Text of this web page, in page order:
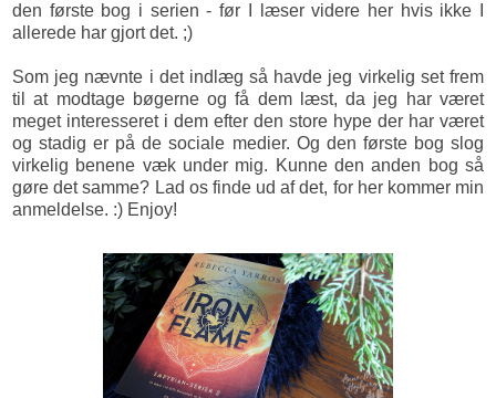
den første bog i serien - før I læser videre her hvis ikke I
allerede har gjort det. ;)
Som jeg nævnte i det indlæg så havde jeg virkelig set frem
til at modtage bøgerne og få dem læst, da jeg har været
meget interesseret i dem efter den store hype der har været
og stadig er på de sociale medier. Og den første bog slog
virkelig benene væk under mig. Kunne den anden bog så
gøre det samme? Lad os finde ud af det, for her kommer min
anmeldelse. :) Enjoy!